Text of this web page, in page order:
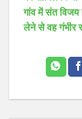
गांव में संत
लेने से वह